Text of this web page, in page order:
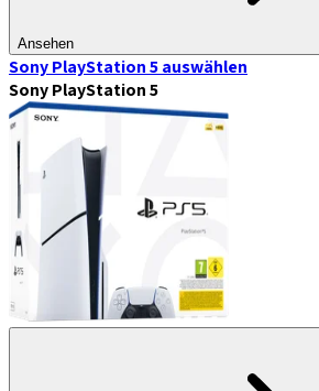
Ansehen
Sony PlayStation 5auswählen
Sony PlayStation 5